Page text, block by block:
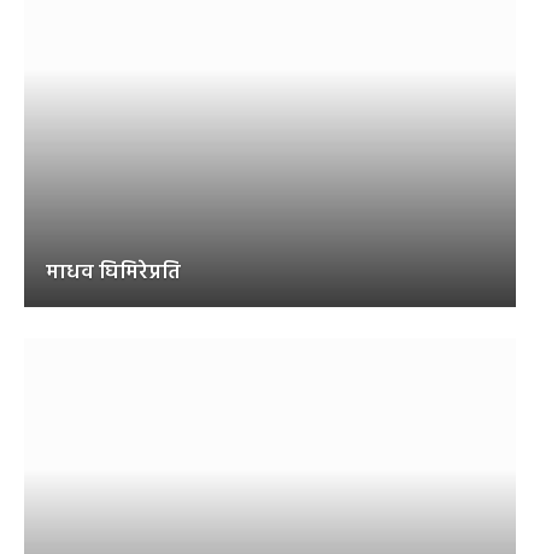
माधव घिमिरेप्रति